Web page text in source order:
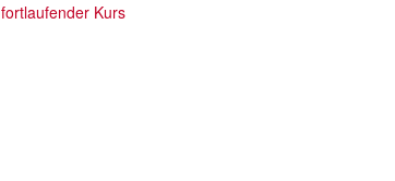
fortlaufender Kurs